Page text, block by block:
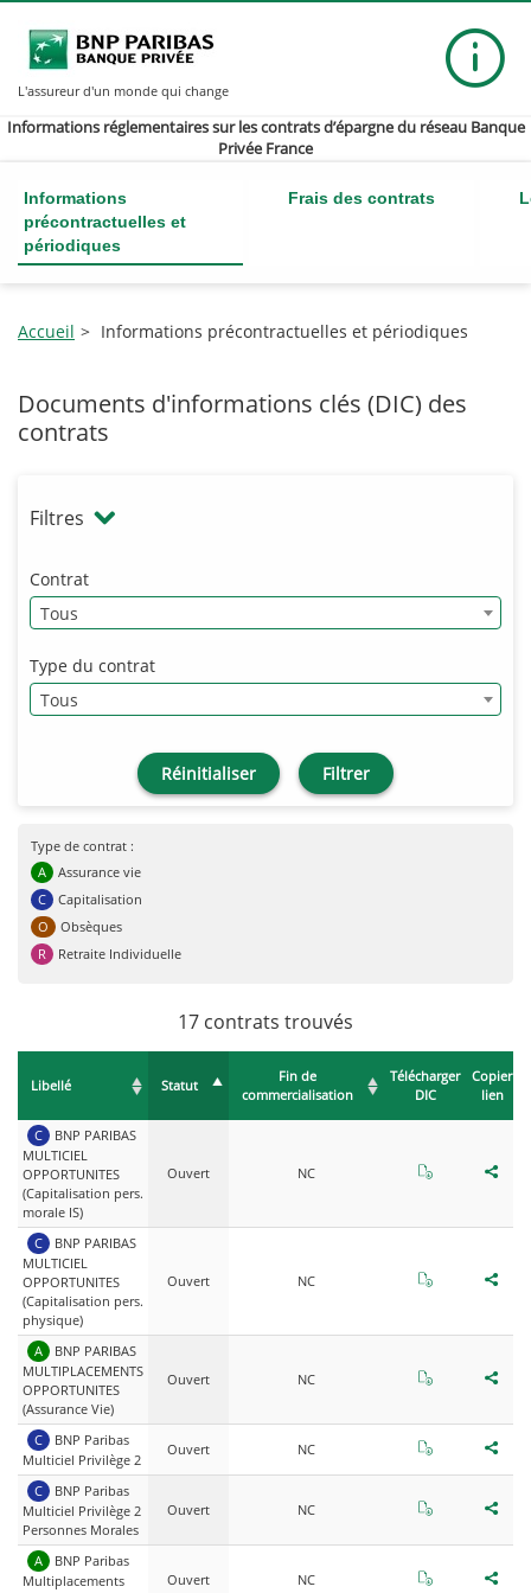
L'assureur d'un monde qui change
Informations réglementaires sur les contrats d’épargne du réseau Banque
Privée France
Informations
précontractuelles et
périodiques
Frais des contrats
Accueil Informations précontractuelles et périodiques
Documents d'informations clés (DIC) des
contrats
Filtres
Contrat
Tous
Type du contrat
Tous
Réinitialiser Filtrer
Type de contrat :
A
Assurance vie
C
Capitalisation
O
Obsèques
R
Retraite Individuelle
17 contrats trouvés
Libellé Statut
Fin de
commercialisation
Télécharger
DIC
Copier
lien
C Type du contrat : Capitalisation
BNP PARIBAS
MULTICIEL
OPPORTUNITES
(Capitalisation pers.
morale IS)
Ouvert NC Télécharger DIC
C Type du contrat : Capitalisation
BNP PARIBAS
MULTICIEL
OPPORTUNITES
(Capitalisation pers.
physique)
Ouvert NC Télécharger
A Type du contrat : Assurance vie
BNP PARIBAS
MULTIPLACEMENTS
OPPORTUNITES
(Assurance Vie)
Ouvert NC Télécharger DIC
C Type du contrat : Capitalisation
BNP Paribas
Multiciel Privilège 2
Ouvert NC Télécharger
C Type du contrat : Capitalisation
BNP Paribas
Multiciel Privilège 2
Personnes Morales
Ouvert NC Télécharger
A Type du contrat : Assurance vie
BNP Paribas
Multiplacements
Ouvert NC Télécharger